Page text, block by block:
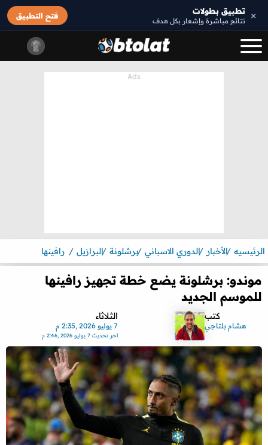
× تطبيق بطولات
نتائج مباشرة وإشعار بكل هدف
فتح التطبيق
الرئيسيه الأخبار الدوري الاسباني برشلونة البرازيل رافينها
موندو: برشلونة يضع خطة تجهيز رافينها
للموسم الجديد
كتب
هشام بلتاجي
الثلاثاء
7 يوليو 2026 ,2:35 م
اخر تحديث7 يوليو 2026 ,2:46 م